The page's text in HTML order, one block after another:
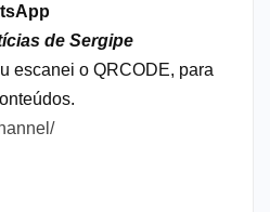
de Sergipe
escanei o QRCODE, para